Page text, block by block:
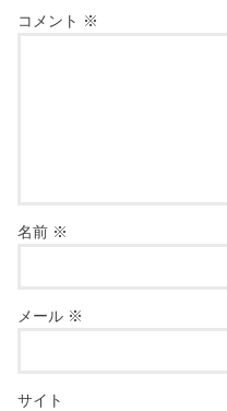
コメント ※
名前 ※
メール ※
サイト